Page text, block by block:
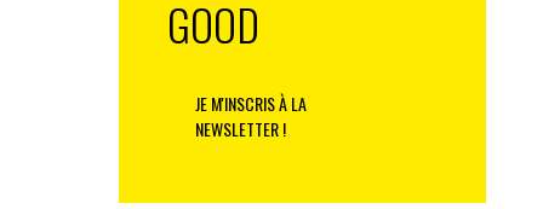
GOOD
JE M'INSCRIS À LA
NEWSLETTER !